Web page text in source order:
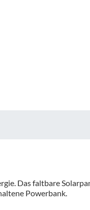
Das faltbare
Powerbank.